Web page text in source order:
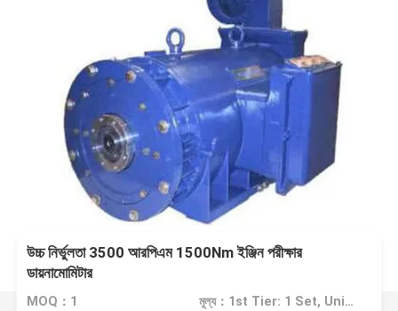
উচ্চ নির্ভুলতা 3500 আরপিএম 1500Nm ইঞ্জিন পরীক্ষার
ডায়নামোমিটার
MOQ：1 মূল্য：1st Tier: 1 Set, Unit Price USD 3.00 2nd Tier: 2-5 Sets, Unit Price USD 2.00 3rd Tier: Over 5 Sets, Unit Price USD 1.00